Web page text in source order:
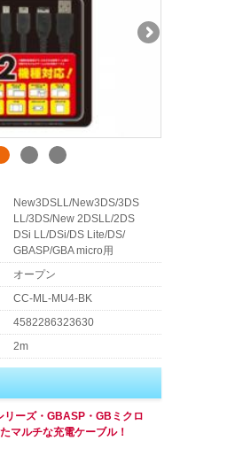
New3DSLL/New3DS/3DS
LL/3DS/New 2DSLL/2DS
DSi LL/DSi/DS Lite/DS/
GBASP/GBA micro用
オープン
CC-ML-MU4-BK
4582286323630
2m
リーズ・GBASP・GBミクロ
マルチな充電ケーブル！